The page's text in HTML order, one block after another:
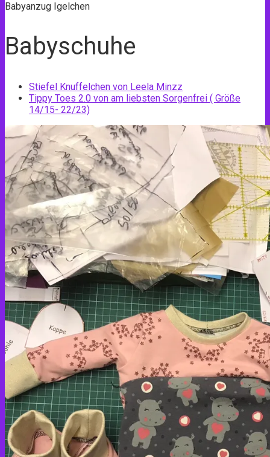
Babyanzug Igelchen
Babyschuhe
Stiefel Knuffelchen von Leela Minzz
Tippy Toes 2.0 von am liebsten Sorgenfrei ( Größe
14/15- 22/23)